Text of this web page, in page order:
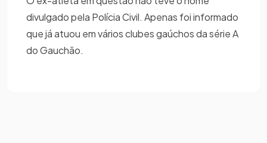
divulgado pela Polícia Civil. Apenas foi informado
que já atuou em vários clubes gaúchos da série A
do Gauchão.